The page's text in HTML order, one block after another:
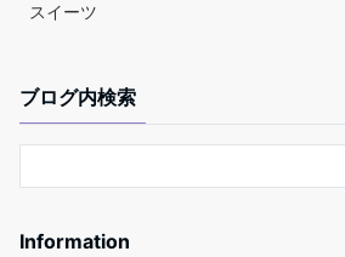
スイーツ
ブログ内検索
Information